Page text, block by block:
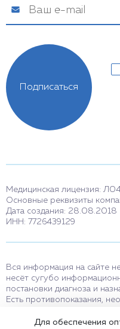
Подписаться
Медицинская лицензия:
Основные реквизиты
Дата создания: 28.08.2018
ИНН: 7726439129
Вся информация на сайте
несёт сугубо
постановки диагноза и
Есть противопоказания,
мессенджерам и в
Для обеспечения